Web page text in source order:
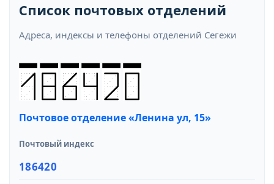
Список почтовых отделений
Адреса, индексы и телефоны отделений Сегежи
Почтовое отделение «Ленина ул, 15»
Почтовый индекс
186420